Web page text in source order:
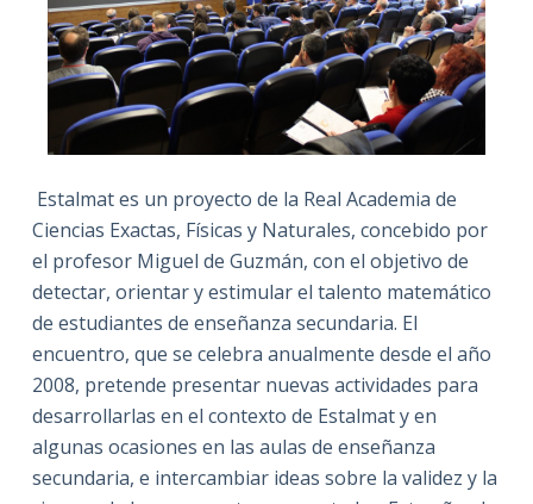
Estalmat es un proyecto de la Real Academia de
Ciencias Exactas, Físicas y Naturales, concebido por
el profesor Miguel de Guzmán, con el objetivo de
detectar, orientar y estimular el talento matemático
de estudiantes de enseñanza secundaria. El
encuentro, que se celebra anualmente desde el año
2008, pretende presentar nuevas actividades para
desarrollarlas en el contexto de Estalmat y en
algunas ocasiones en las aulas de enseñanza
secundaria, e intercambiar ideas sobre la validez y la